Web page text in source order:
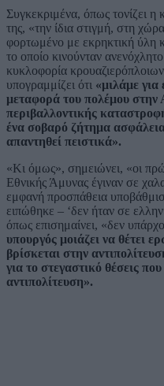
Συγκεκριμένα, όπως τονίζει η
της, «την ίδια στιγμή, στη
φορτωμένο με εκρηκτική ύλη
το οποίο κινούνταν
κυκλοφορία
υπογραμμίζει ότι «μιλάμε για
μεταφορά του πολέμου στην
περιβαλλοντικής
ένα σοβαρό ζήτημα
απαντηθεί πειστικά».
«Κι όμως», σημειώνει, «οι
Εθνικής Άμυνας έγιναν σε
εμφανή προσπάθεια
ειπώθηκε – ‘δεν ήταν σε
όπως επισημαίνει, «δεν
υπουργός μοιάζει να θέτει
βρίσκεται στην
για το στεγαστικό θέσεις
αντιπολίτευση».